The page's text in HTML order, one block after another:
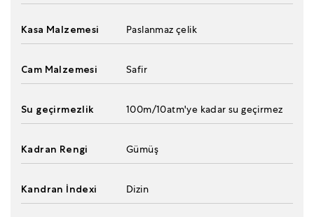
Kasa Malzemesi Paslanmaz çelik
Cam Malzemesi Safir
Su geçirmezlik 100m/10atm'ye kadar su geçirmez
Kadran Rengi Gümüş
Kandran İndexi Dizin